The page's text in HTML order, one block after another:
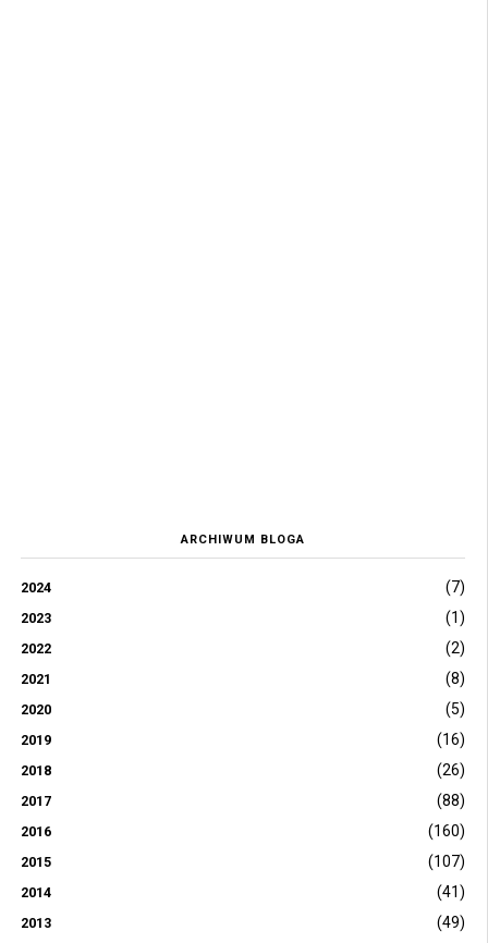
ARCHIWUM BLOGA
2024 (7)
2023 (1)
2022 (2)
2021 (8)
2020 (5)
2019 (16)
2018 (26)
2017 (88)
2016 (160)
2015 (107)
2014 (41)
2013 (49)